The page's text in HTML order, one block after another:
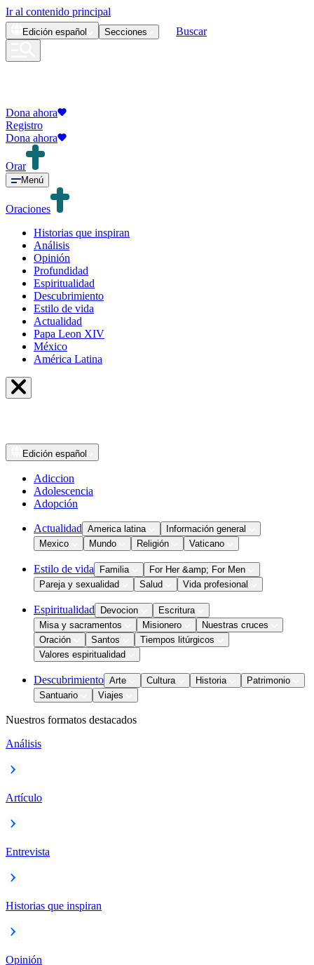
Ir al contenido principal
Edición español Secciones Buscar
Dona ahora
Registro
Dona ahora
Orar
Menú
Oraciones
Historias que inspiran
Análisis
Opinión
Profundidad
Espiritualidad
Descubrimiento
Estilo de vida
Actualidad
Papa Leon XIV
México
América Latina
Edición español
Adiccion
Adolescencia
Adopción
Actualidad America latina
Información general
Mexico
Mundo Religión Vaticano
Estilo de vida Familia
For Her &amp; For Men
Pareja y sexualidad
Salud Vida profesional
Espiritualidad Devocion
Escritura
Misa y sacramentos
Misionero
Nuestras cruces
Oración
Santos
Tiempos litúrgicos
Valores espiritualidad
Descubrimiento Arte Cultura Historia
Patrimonio
Santuario
Viajes
Nuestros formatos destacados
Análisis
Artículo
Entrevista
Historias que inspiran
Opinión